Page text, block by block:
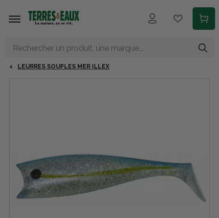
LEURRES SOUPLES MER ILLEX